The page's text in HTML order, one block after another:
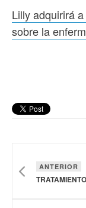
Lilly adquirirá
sobre la
ANTERIOR